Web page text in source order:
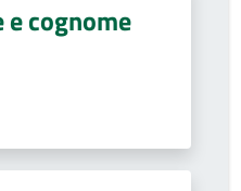
e cognome